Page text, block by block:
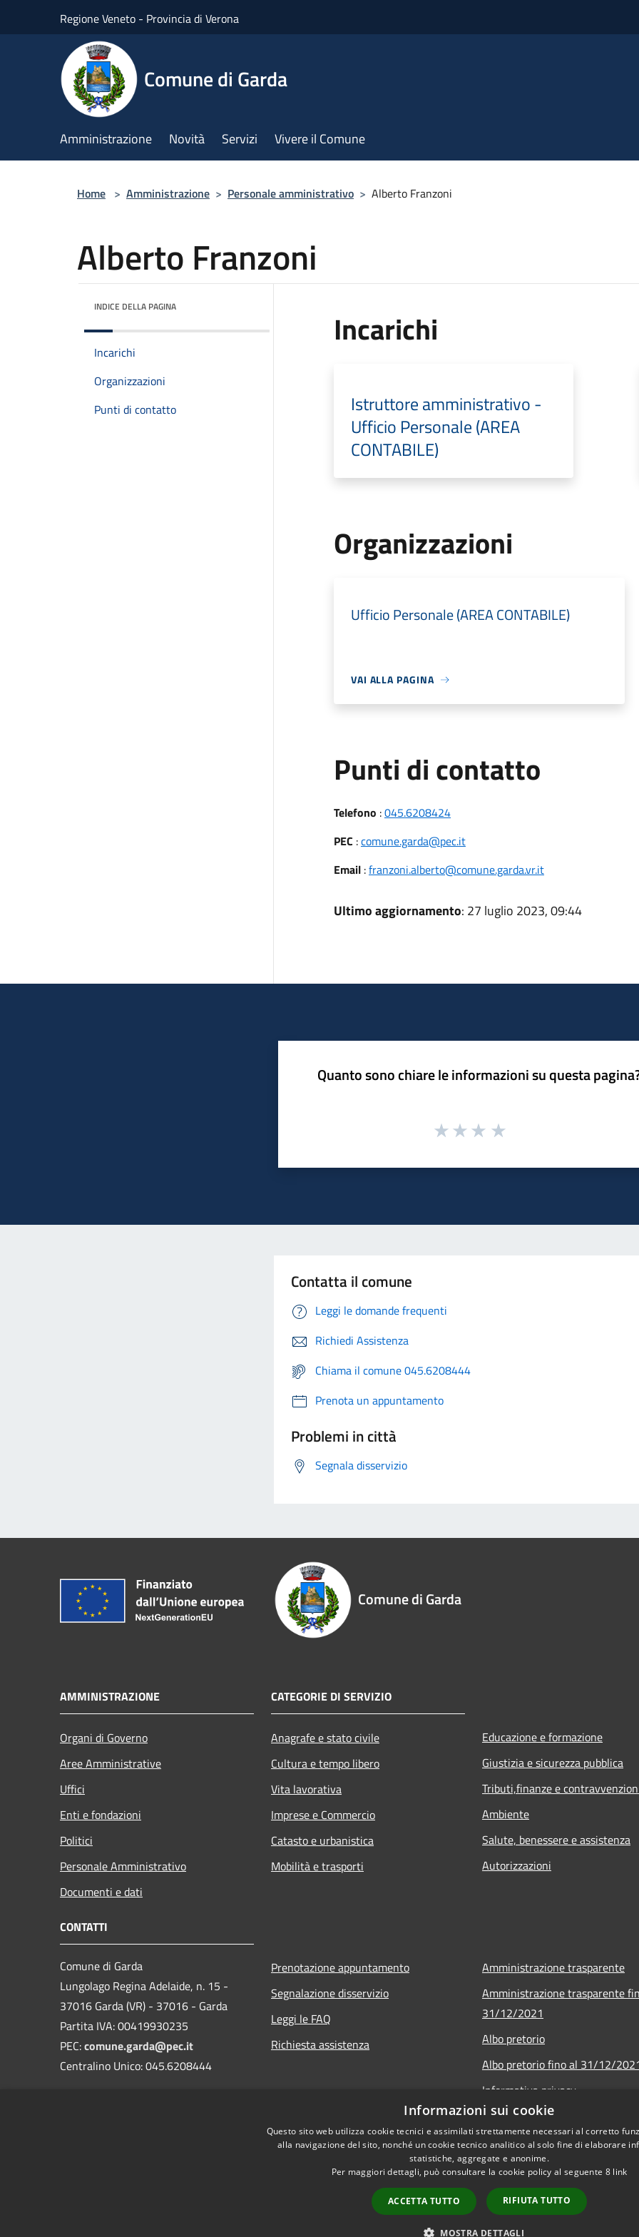
Regione Veneto - Provincia di Verona
Comune di Garda
Amministrazione Novità Servizi Vivere il Comune
Home > Amministrazione > Personale amministrativo > Alberto Franzoni
Alberto Franzoni
INDICE DELLA PAGINA
Incarichi
Organizzazioni
Punti di contatto
Incarichi
Istruttore amministrativo -
Ufficio Personale (AREA
CONTABILE)
Organizzazioni
Ufficio Personale (AREA CONTABILE)
VAI ALLA PAGINA
Punti di contatto
Telefono :045.6208424
PEC :comune.garda@pec.it
Email:franzoni.alberto@comune.garda.vr.it
Ultimo aggiornamento: 27 luglio 2023, 09:44
Quanto sono chiare le informazioni su questa
Contatta il comune
Leggi le domande frequenti
Richiedi Assistenza
Chiama il comune 045.6208444
Prenota un appuntamento
Problemi in città
Segnala disservizio
Comune di Garda
AMMINISTRAZIONE
Organi di Governo
Aree Amministrative
Uffici
Enti e fondazioni
Politici
Personale Amministrativo
Documenti e dati
CATEGORIE DI SERVIZIO
Anagrafe e stato civile
Cultura e tempo libero
Vita lavorativa
Imprese e Commercio
Catasto e urbanistica
Mobilità e trasporti
Educazione e formazione
Giustizia e sicurezza pubblica
Tributi,finanze e
Ambiente
Salute, benessere e assistenza
Autorizzazioni
CONTATTI
Comune di Garda
Lungolago Regina Adelaide, n. 15 -
37016 Garda (VR) - 37016 - Garda
Partita IVA: 00419930235
PEC:comune.garda@pec.it
Centralino Unico: 045.6208444
Prenotazione appuntamento
Segnalazione disservizio
Leggi le FAQ
Richiesta assistenza
Amministrazione trasparente
Amministrazione trasparente
31/12/2021
Albo pretorio
Albo pretorio fino al 31/12/
Informativa privacy
Note legali
Dichiarazione di accessibilità
Copyright © 2026 •
Informazioni sui cookie
Questo sito web utilizza cookie tecnici e assimilati strettamente necessari al corretto
alla navigazione del sito, nonché un cookie tecnico analitico al solo fine di elaborare
statistiche, aggregate e anonime.
Per maggiori dettagli, può consultare la cookie policy al seguente 8 link
ACCETTA TUTTO RIFIUTA TUTTO
MOSTRA DETTAGLI